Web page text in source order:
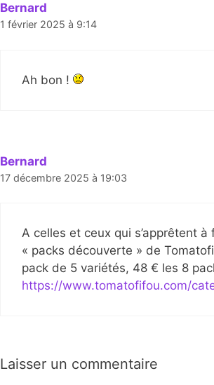
Bernard
1 février 2025 à 9:14
Ah bon !
Bernard
17 décembre 2025 à 19:03
A celles et ceux qui s’apprêtent
« packs découverte » de
pack de 5 variétés, 48 € les 8
https://www.tomatofifou.com/
Laisser un commentaire